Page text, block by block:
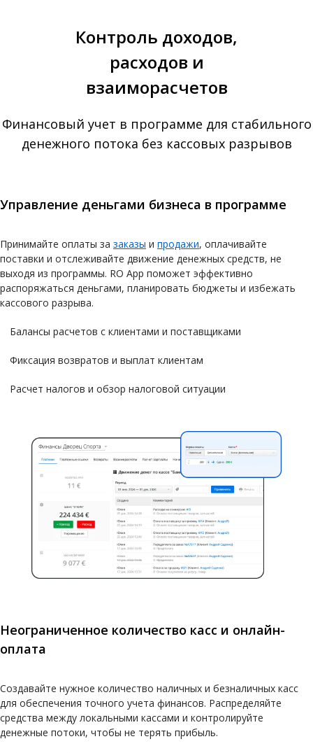
Контроль доходов,
расходов и
взаиморасчетов
Финансовый учет в программе для стабильного
денежного потока без кассовых разрывов
Управление деньгами бизнеса в программе
Принимайте оплаты за заказы и продажи, оплачивайте
поставки и отслеживайте движение денежных средств, не
выходя из программы. RO App поможет эффективно
распоряжаться деньгами, планировать бюджеты и избежать
кассового разрыва.
Балансы расчетов с клиентами и поставщиками
Фиксация возвратов и выплат клиентам
Расчет налогов и обзор налоговой ситуации
Неограниченное количество касс и онлайн-
оплата
Создавайте нужное количество наличных и безналичных касс
для обеспечения точного учета финансов. Распределяйте
средства между локальными кассами и контролируйте
денежные потоки, чтобы не терять прибыль.